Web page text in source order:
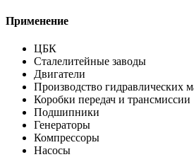
Применение
ЦБК
Сталелитейные заводы
Двигатели
Производство гидравлических
Коробки передач и трансмиссии
Подшипники
Генераторы
Компрессоры
Насосы